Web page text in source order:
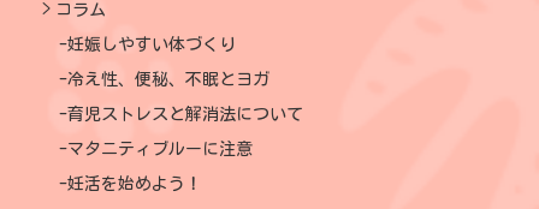
コラム
妊娠しやすい体づくり
冷え性、便秘、不眠とヨガ
育児ストレスと解消法について
マタニティブルーに注意
妊活を始めよう！